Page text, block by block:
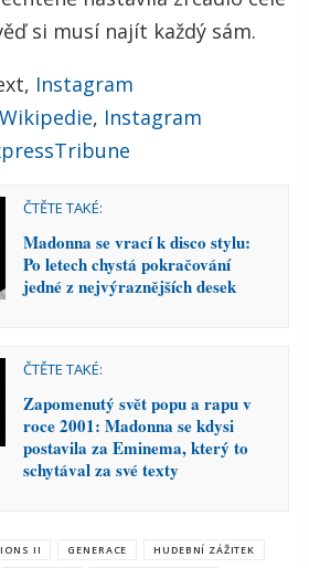
si musí najít každý sám.
Instagram
Wikipedie, Instagram
ČTĚTE TAKÉ:
Madonna se vrací k disco stylu:
Po letech chystá pokračování
jedné z nejvýraznějších desek
ČTĚTE TAKÉ:
Zapomenutý svět popu a rapu v
roce 2001: Madonna se kdysi
postavila za Eminema, který to
schytával za své texty
II GENERACE
HUDEBNÍ ZÁŽITEK